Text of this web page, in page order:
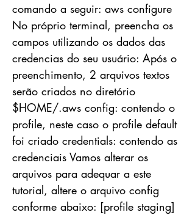
comando a seguir: aws configure
No próprio terminal, preencha os
campos utilizando os dados das
credencias do seu usuário: Após o
preenchimento, 2 arquivos textos
serão criados no diretório
$HOME/.aws config: contendo o
profile, neste caso o profile default
foi criado credentials: contendo as
credenciais Vamos alterar os
arquivos para adequar a este
tutorial, altere o arquivo config
conforme abaixo: [profile staging]